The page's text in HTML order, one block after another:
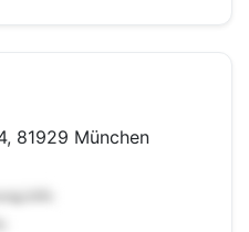
81929 München